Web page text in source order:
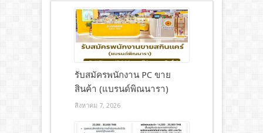
รับสมัครพนักงาน PC ขาย
สินค้า (แบรนด์พิณนารา)
สิงหาคม 7, 2026